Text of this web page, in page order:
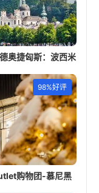
奥捷匈斯：波西米
98%好评
购物团-慕尼黑